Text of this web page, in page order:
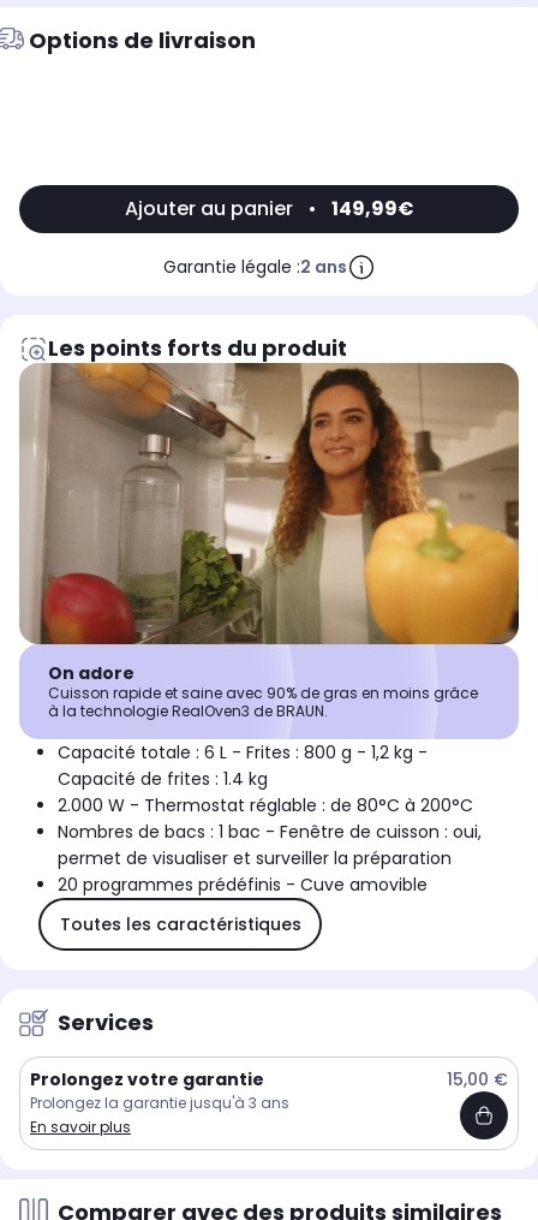
Options de livraison
Ajouter au panier • 149,99€
Garantie légale :2 ans
Les points forts du produit
On adore
Cuisson rapide et saine avec 90% de gras en moins grâce
à la technologie RealOven3 de BRAUN.
Capacité totale : 6 L - Frites : 800 g - 1,2 kg -
Capacité de frites : 1.4 kg
2.000 W - Thermostat réglable : de 80°C à 200°C
Nombres de bacs : 1 bac - Fenêtre de cuisson : oui,
permet de visualiser et surveiller la préparation
20 programmes prédéfinis - Cuve amovible
Toutes les caractéristiques
Services
Prolongez votre garantie 15,00 €
Prolongez la garantie jusqu'à 3 ans
En savoir plus
Comparer avec des produits similaires